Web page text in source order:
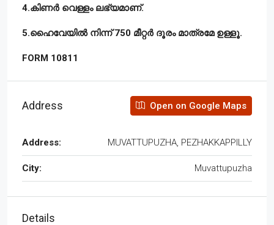
4.കിണർ വെള്ളം ലഭ്യമാണ്.
5.ഹൈവേയിൽ നിന്ന് 750 മീറ്റർ ദൂരം മാത്രമേ ഉള്ളൂ.
FORM 10811
Address Open on Google Maps
Address: MUVATTUPUZHA, PEZHAKKAPPILLY
City: Muvattupuzha
Details